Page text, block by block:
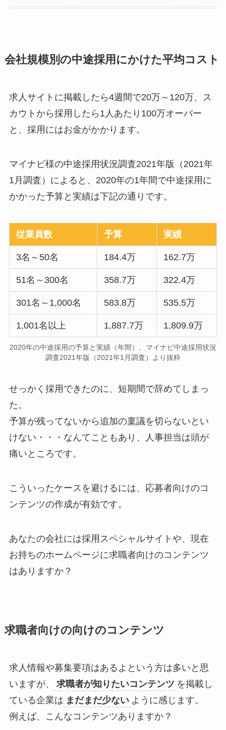
会社規模別の中途採用にかけた平均コスト
求人サイトに掲載したら4週間で20万～120万、ス
カウトから採用したら1人あたり100万オーバー
と、採用にはお金がかかります。
マイナビ様の中途採用状況調査2021年版（2021年
1月調査）によると、2020年の1年間で中途採用に
かかった予算と実績は下記の通りです。
従業員数 予算 実績
3名～50名 184.4万 162.7万
51名～300名 358.7万 322.4万
301名～1,000名 583.8万 535.5万
1,001名以上 1,887.7万 1,809.9万
2020年の中途採用の予算と実績（年間）、マイナビ中途採用状況
調査2021年版（2021年1月調査）より抜粋
せっかく採用できたのに、短期間で辞めてしまっ
た。
予算が残ってないから追加の稟議を切らないとい
けない・・・なんてこともあり、人事担当は頭が
痛いところです。
こういったケースを避けるには、応募者向けのコ
ンテンツの作成が有効です。
あなたの会社には採用スペシャルサイトや、現在
お持ちのホームページに求職者向けのコンテンツ
はありますか？
求職者向けの向けのコンテンツ
求人情報や募集要項はあるよという方は多いと思
いますが、
求職者が知りたいコンテンツ を掲載し
ている企業は まだまだ少ない ように感じます。
例えば、こんなコンテンツありますか？